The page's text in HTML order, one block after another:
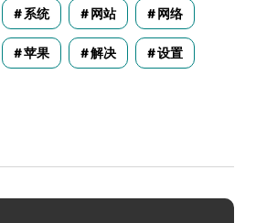
系统 网站 网络
苹果 解决 设置